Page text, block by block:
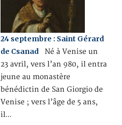
24 septembre : Saint Gérard
de Csanad Né à Venise un
23 avril, vers l’an 980, il entra
jeune au monastère
bénédictin de San Giorgio de
Venise ; vers l’âge de 5 ans,
il…